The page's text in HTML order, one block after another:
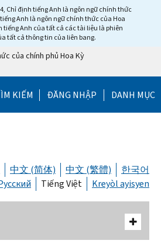
Chỉ định tiếng Anh là ngôn ngữ chính thức
Anh là ngôn ngữ chính thức của Hoa
tiếng Anh của tất cả các tài liệu là phiên
tất cả thông tin của liên bang.
của chính phủ Hoa Kỳ
KIẾM ĐĂNG NHẬP DANH MỤC
中文 (简体) 中文 (繁體)
한국어
Tiếng Việt Kreyòl ayisyen